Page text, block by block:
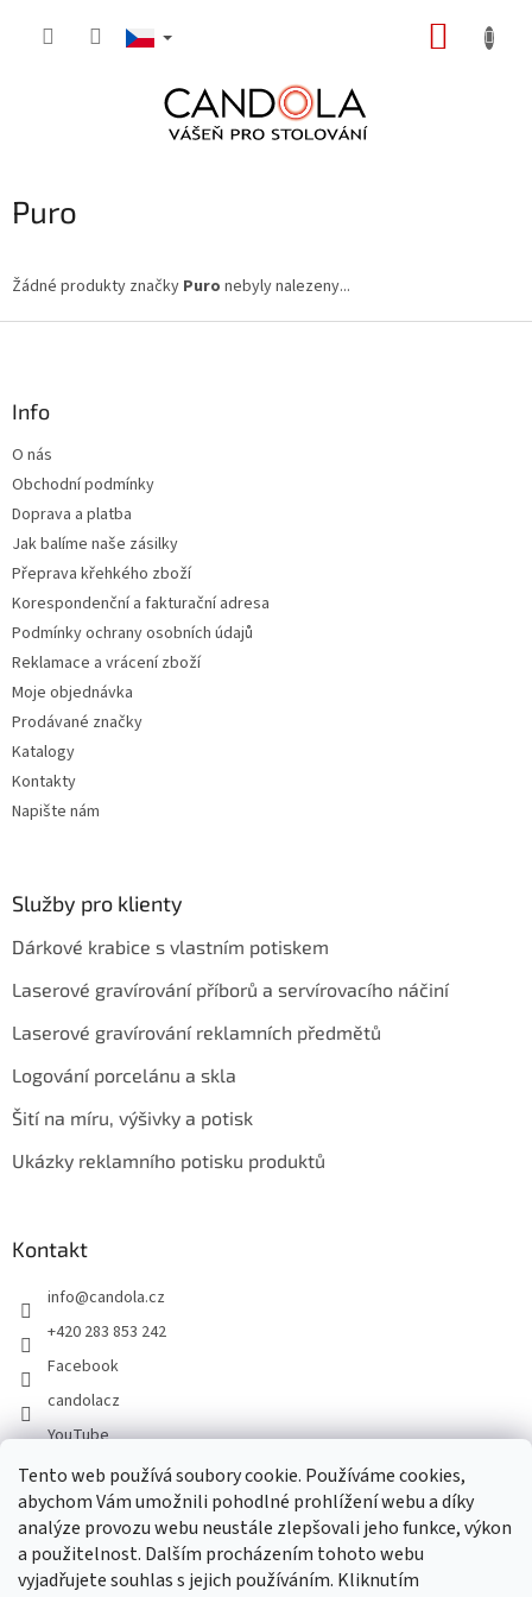
Tento web používá soubory cookie. Používáme cookies,
abychom Vám umožnili pohodlné prohlížení webu a díky
analýze provozu webu neustále zlepšovali jeho funkce, výkon
a použitelnost. Dalším procházením tohoto webu
vyjadřujete souhlas s jejich používáním. Kliknutím
Puro
Žádné produkty značky Puro nebyly nalezeny...
Info
O nás
Obchodní podmínky
Doprava a platba
Jak balíme naše zásilky
Přeprava křehkého zboží
Korespondenční a fakturační adresa
Podmínky ochrany osobních údajů
Reklamace a vrácení zboží
Moje objednávka
Prodávané značky
Katalogy
Kontakty
Napište nám
Služby pro klienty
Dárkové krabice s vlastním potiskem
Laserové gravírování příborů a servírovacího náčiní
Laserové gravírování reklamních předmětů
Logování porcelánu a skla
Šití na míru, výšivky a potisk
Ukázky reklamního potisku produktů
Kontakt
info@candola.cz
+420 283 853 242
Facebook
candolacz
YouTube
Přijímáme online platby